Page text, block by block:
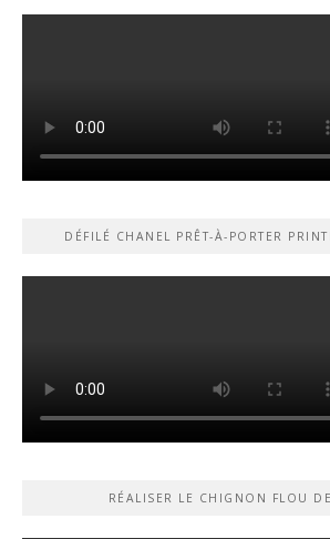
DÉFILÉ CHANEL PRÊT-À-PORTER
RÉALISER LE CHIGNON FLOU